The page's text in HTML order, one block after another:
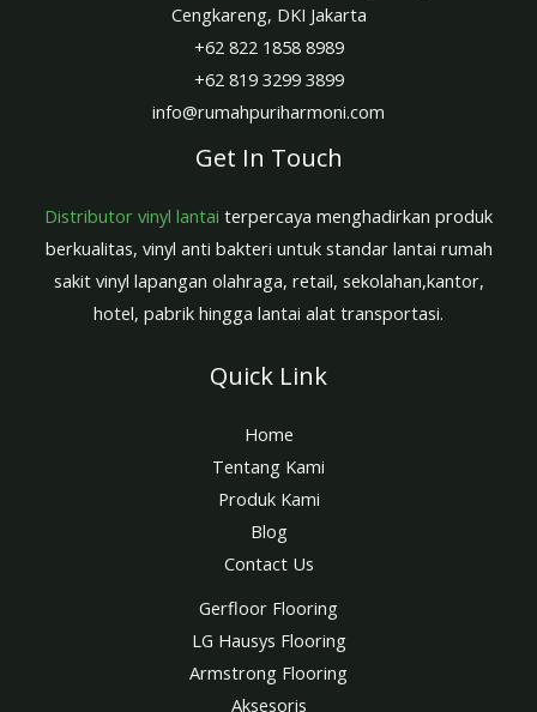
Cengkareng, DKI Jakarta
+62 822 1858 8989
+62 819 3299 3899
info@rumahpuriharmoni.com
Get In Touch
Distributor vinyl lantai terpercaya menghadirkan produk
berkualitas, vinyl anti bakteri untuk standar lantai rumah
sakit vinyl lapangan olahraga, retail, sekolahan,kantor,
hotel, pabrik hingga lantai alat transportasi.
Quick Link
Home
Tentang Kami
Produk Kami
Blog
Contact Us
Gerfloor Flooring
LG Hausys Flooring
Armstrong Flooring
Aksesoris